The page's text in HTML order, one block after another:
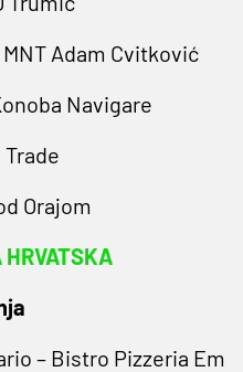
Adam Cvitković
Navigare
Orajom
– Bistro Pizzeria Em